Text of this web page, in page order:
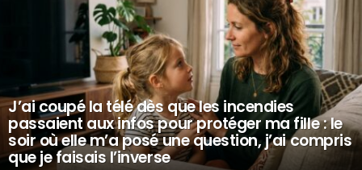
J’ai coupé la télé dès que les incendies
passaient aux infos pour protéger ma fille : le
soir où elle m’a posé une question, j’ai compris
que je faisais l’inverse